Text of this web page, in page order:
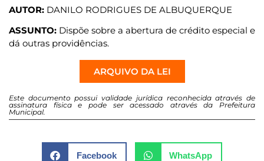
AUTOR: DANILO RODRIGUES DE ALBUQUERQUE
ASSUNTO: Dispõe sobre a abertura de crédito especial e
dá outras providências.
ARQUIVO DA LEI
Este documento possui validade jurídica reconhecida através de
assinatura física e pode ser acessado através da Prefeitura
Municipal.
Facebook WhatsApp